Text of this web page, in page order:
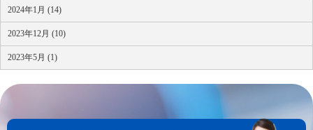
2024年1月 (14)
2023年12月 (10)
2023年5月 (1)